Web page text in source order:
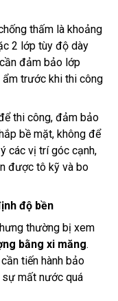
thấm là khoảng
2 lớp tùy độ dày
đảm bảo lớp
trước khi thi công
thi công, đảm bảo
bề mặt, không để
các vị trí góc cạnh,
được tô kỹ và bo
độ bền
thường bị xem
bằng xi măng.
tiến hành bảo
mất nước quá